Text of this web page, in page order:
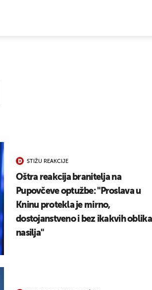
STIŽU REAKCIJE
Oštra reakcija branitelja na
Pupovčeve optužbe: "Proslava u
Kninu protekla je mirno,
dostojanstveno i bez ikakvih oblika
nasilja"